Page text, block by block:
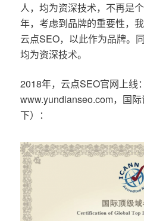
人，均为资深技术，不再是
年，考虑到品牌的重要性，
云点SEO，以此作为品牌。
均为资深技术。
2018年，云点SEO官网上线：
www.yundianseo.com，国
下）：